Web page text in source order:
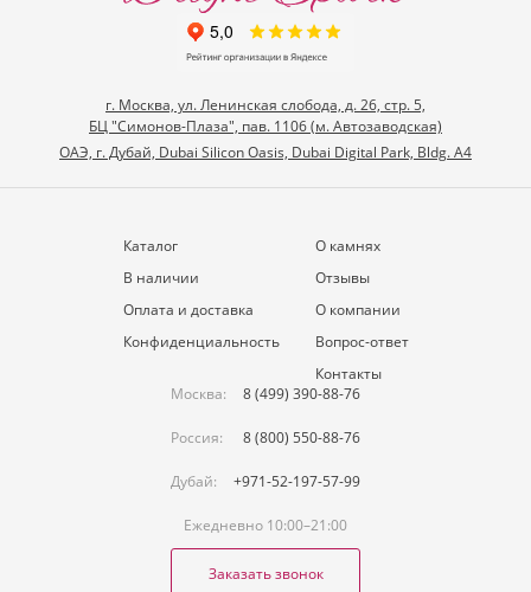
г. Москва, ул. Ленинская слобода, д. 26, стр. 5,
БЦ "Симонов-Плаза", пав. 1106 (м. Автозаводская)
ОАЭ, г. Дубай, Dubai Silicon Oasis, Dubai Digital Park, Bldg. A4
Каталог
В наличии
Оплата и доставка
Конфиденциальность
О камнях
Отзывы
О компании
Вопрос-ответ
Контакты
Москва:
8 (499) 390-88-76
Россия: 8 (800) 550-88-76
Дубай: +971-52-197-57-99
Ежедневно 10:00–21:00
Заказать звонок